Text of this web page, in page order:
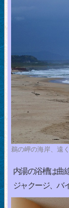
鵜の岬の海岸、遠
内湯の浴槽は曲
ジャクージ、バ